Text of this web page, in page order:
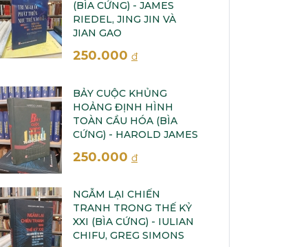
(BÌA CỨNG) - JAMES
RIEDEL, JING JIN VÀ
JIAN GAO
250.000 đ
BẢY CUỘC KHỦNG
HOẢNG ĐỊNH HÌNH
TOÀN CẦU HÓA (BÌA
CỨNG) - HAROLD JAMES
250.000 đ
NGẪM LẠI CHIẾN
TRANH TRONG THẾ KỶ
XXI (BÌA CỨNG) - IULIAN
CHIFU, GREG SIMONS